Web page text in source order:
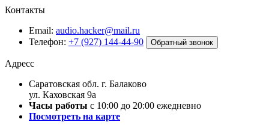
Контакты
Email: audio.hacker@mail.ru
Телефон: +7 (927) 144-44-90 Обратный звонок
Адресс
Саратовская обл. г. Балаково
ул. Каховская 9а
Часы работы с 10:00 до 20:00 ежедневно
Посмотреть на карте